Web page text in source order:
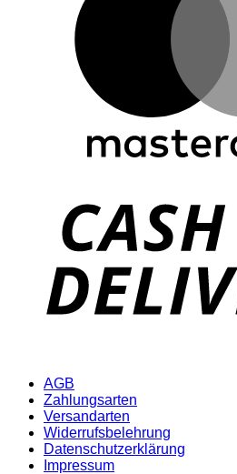
AGB
Zahlungsarten
Versandarten
Widerrufsbelehrung
Datenschutzerklärung
Impressum